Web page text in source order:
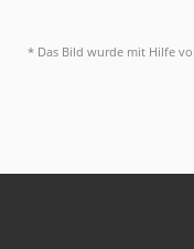
* Das Bild wurde mit Hilfe